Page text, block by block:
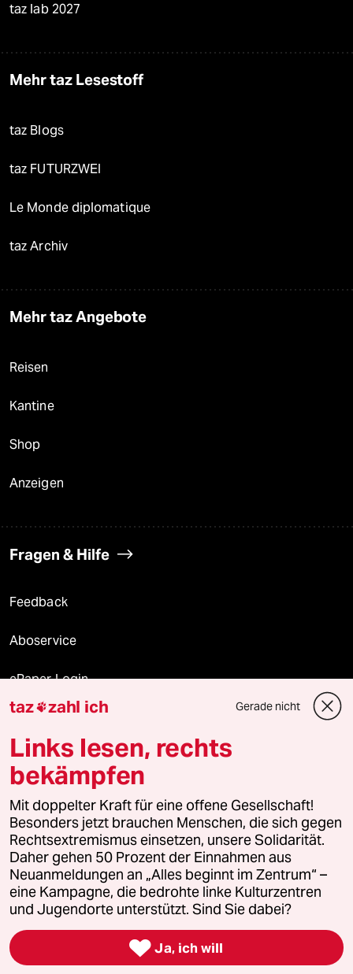
taz lab 2027
Mehr taz Lesestoff
taz Blogs
taz FUTURZWEI
Le Monde diplomatique
taz Archiv
Mehr taz Angebote
Reisen
Kantine
Shop
Anzeigen
Fragen & Hilfe
Feedback
Aboservice
ePaper Login
Downloads für Abonnierende
© 2026 taz Verlags und Vertriebs GmbH
Alle Rechte vorbehalten. Bei rechtlichen Fragen oder für Genehmigungen
wenden Sie sich bitte an
lizenzen@taz.de
Feedback Redaktionsstatut Kommune-Richtlinien
Leitlinie Informant Datenschutz Impressum AGB
Seitenwende Einwilligungen widerrufen (Ads)
taz zahl ich Gerade nicht
Links lesen, rechts
bekämpfen
Mit doppelter Kraft für eine offene Gesellschaft!
Besonders jetzt brauchen Menschen, die sich gegen
Rechtsextremismus einsetzen, unsere Solidarität.
Daher gehen 50 Prozent der Einnahmen aus
Neuanmeldungen an „Alles beginnt im Zentrum“ –
eine Kampagne, die bedrohte linke Kulturzentren
und Jugendorte unterstützt. Sind Sie dabei?
 Ja, ich will